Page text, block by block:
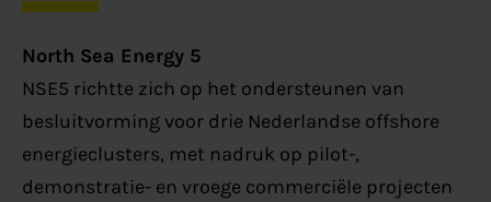
North Sea Energy 5
NSE5 richtte zich op het ondersteunen van
besluitvorming voor drie Nederlandse offshore
energieclusters, met nadruk op pilot-,
demonstratie- en vroege commerciële projecten